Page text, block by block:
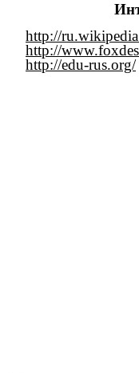
http://
http://
http://edu-rus.org/